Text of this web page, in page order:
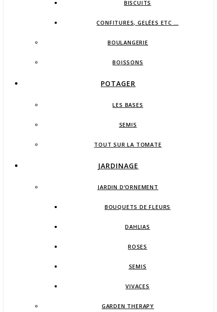
BISCUITS
CONFITURES, GELÉES ETC …
BOULANGERIE
BOISSONS
POTAGER
LES BASES
SEMIS
TOUT SUR LA TOMATE
JARDINAGE
JARDIN D’ORNEMENT
BOUQUETS DE FLEURS
DAHLIAS
ROSES
SEMIS
VIVACES
GARDEN THERAPY